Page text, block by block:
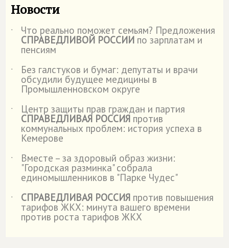
Новости
˙ Что реально поможет семьям? Предложения
СПРАВЕДЛИВОЙ РОССИИ по зарплатам и
пенсиям
˙
Без галстуков и бумаг: депутаты и врачи
обсудили будущее медицины в
Промышленновском округе
˙
Центр защиты прав граждан и партия
СПРАВЕДЛИВАЯ РОССИЯ против
коммунальных проблем: история успеха в
Кемерове
˙
Вместе – за здоровый образ жизни:
"Городская разминка" собрала
единомышленников в "Парке Чудес"
˙
СПРАВЕДЛИВАЯ РОССИЯ против повышения
тарифов ЖКХ: минута вашего времени
против роста тарифов ЖКХ